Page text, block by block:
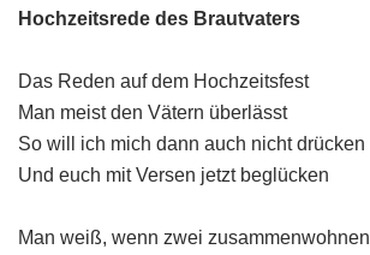
Hochzeitsrede des Brautvaters
Das Reden auf dem Hochzeitsfest
Man meist den Vätern überlässt
So will ich mich dann auch nicht drücken
Und euch mit Versen jetzt beglücken
Man weiß, wenn zwei zusammenwohnen